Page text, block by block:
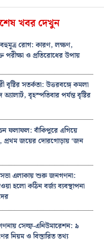
খবর দেখুন
বহুমূত্র রোগ: কারণ, লক্ষণ,
পরীক্ষা ও প্রতিরোধের উপায়
বৃষ্টির সতর্কতা: উত্তরবঙ্গে কমলা
বৃহস্পতিবার পর্যন্ত বৃষ্টির
ফলাফল: বাঁকিপুরে এগিয়ে
প্রথম জয়ের দোরগোড়ায় ‘জন
এলাকায় শুরু জনগণনা:
হলো কঠিন বর্জ্য ব্যবস্থাপনা
সেল্ফ-এনিউমারেশন: ৯
নিয়ম ও বিস্তারিত তথ্য